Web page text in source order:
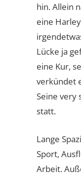
hin. Allein
eine
Lücke ja
eine Kur,
verkündet
Seine very
statt.
Lange
Sport,
Arbeit.